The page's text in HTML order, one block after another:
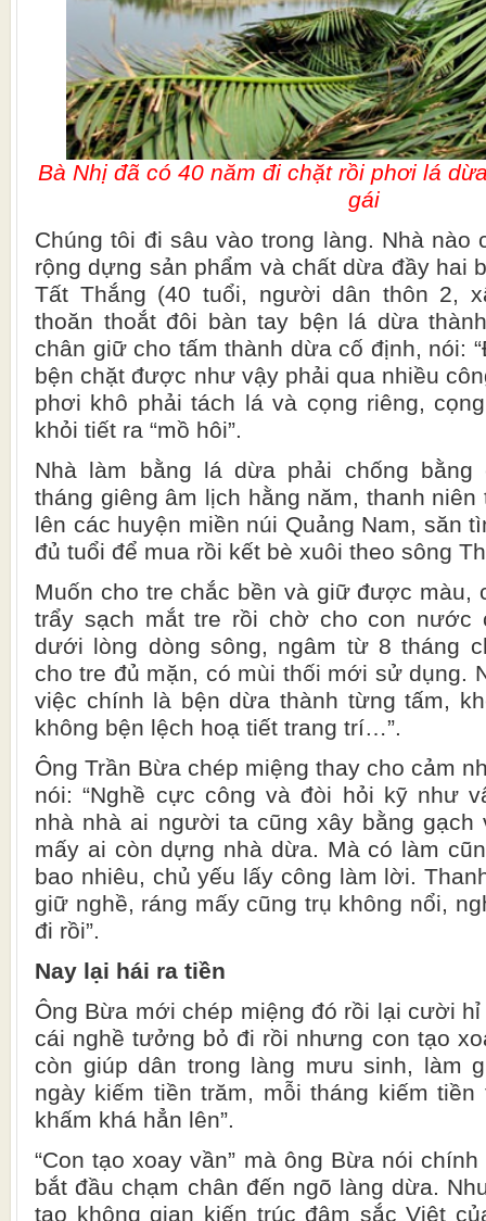
Bà Nhị đã có 40 năm đi chặt rồi phơi lá
gái
Chúng tôi đi sâu vào trong làng. Nhà nào
rộng dựng sản phẩm và chất dừa đầy hai
Tất Thắng (40 tuổi, người dân thôn 2,
thoăn thoắt đôi bàn tay bện lá dừa
chân giữ cho tấm thành dừa cố định, nói:
bện chặt được như vậy phải qua nhiều
phơi khô phải tách lá và cọng riêng,
khỏi tiết ra “mồ hôi”.
Nhà làm bằng lá dừa phải chống bằng
tháng giêng âm lịch hằng năm, thanh
lên các huyện miền núi Quảng Nam, săn
đủ tuổi để mua rồi kết bè xuôi theo sông
Muốn cho tre chắc bền và giữ được màu,
trẩy sạch mắt tre rồi chờ cho con nước
dưới lòng dòng sông, ngâm từ 8 tháng
cho tre đủ mặn, có mùi thối mới sử dụng.
việc chính là bện dừa thành từng tấm,
không bện lệch hoạ tiết trang trí…”.
Ông Trần Bừa chép miệng thay cho cảm
nói: “Nghề cực công và đòi hỏi kỹ như
nhà nhà ai người ta cũng xây bằng gạch
mấy ai còn dựng nhà dừa. Mà có làm
bao nhiêu, chủ yếu lấy công làm lời.
giữ nghề, ráng mấy cũng trụ không nổi,
đi rồi”.
Nay lại hái ra tiền
Ông Bừa mới chép miệng đó rồi lại cười hỉ
cái nghề tưởng bỏ đi rồi nhưng con tạo
còn giúp dân trong làng mưu sinh, làm
ngày kiếm tiền trăm, mỗi tháng kiếm tiền
khấm khá hẳn lên”.
“Con tạo xoay vần” mà ông Bừa nói
bắt đầu chạm chân đến ngõ làng dừa.
tạo không gian kiến trúc đậm sắc Việt